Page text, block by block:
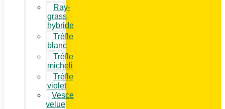
Ray-
grass
hybride
Trèfle
blanc
Trèfle
micheli
Trèfle
violet
Vesce
velue